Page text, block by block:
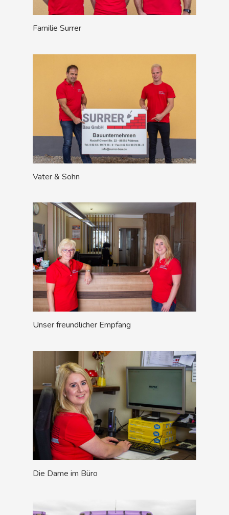
Familie Surrer
Vater & Sohn
Unser freundlicher Empfang
Die Dame im Büro